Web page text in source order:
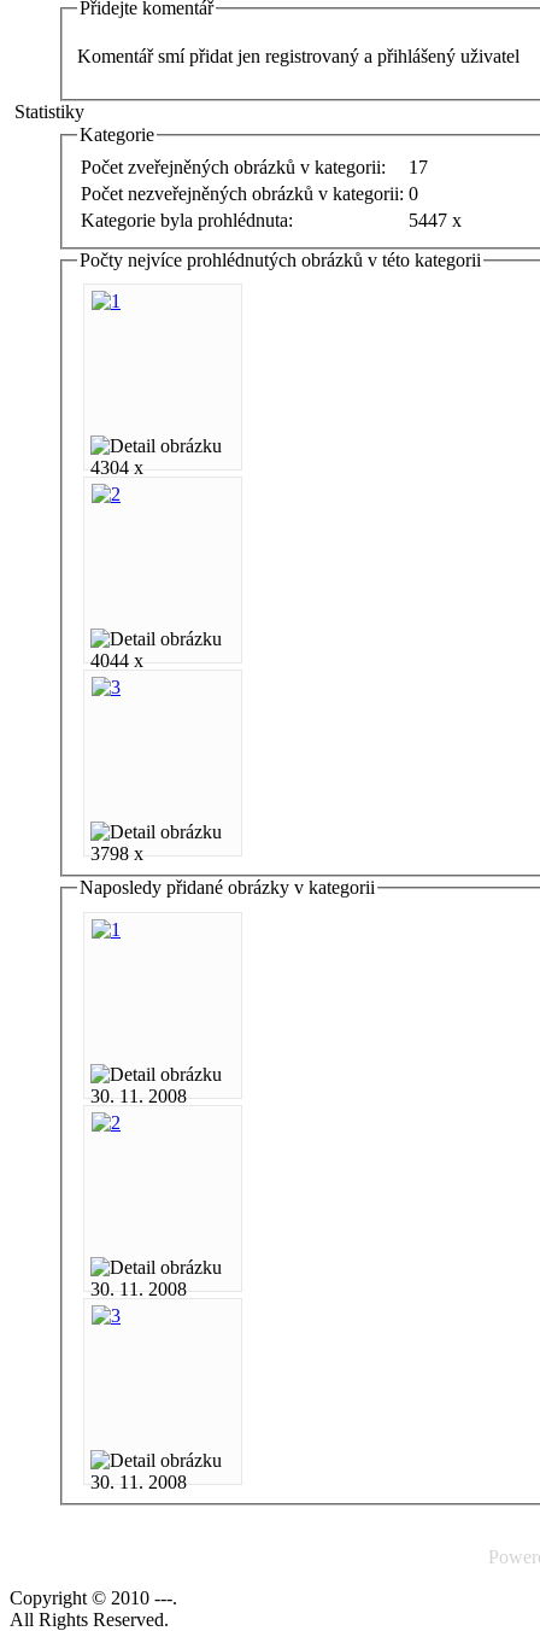
Přidejte komentář
Komentář smí přidat jen registrovaný a přihlášený uživatel
Statistiky
Kategorie
Počet zveřejněných obrázků v kategorii:
17
Počet nezveřejněných obrázků v kategorii: 0
Kategorie byla prohlédnuta:
5447 x
Počty nejvíce prohlédnutých obrázků v této kategorii
4304 x
4044 x
3798 x
Naposledy přidané obrázky v kategorii
30. 11. 2008
30. 11. 2008
30. 11. 2008
Copyright © 2010 ---.
All Rights Reserved.